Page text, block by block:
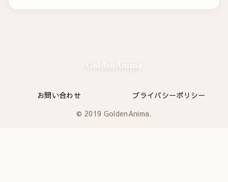
お問い合わせ
プライバシーポリシー
© 2019 GoldenAnima.